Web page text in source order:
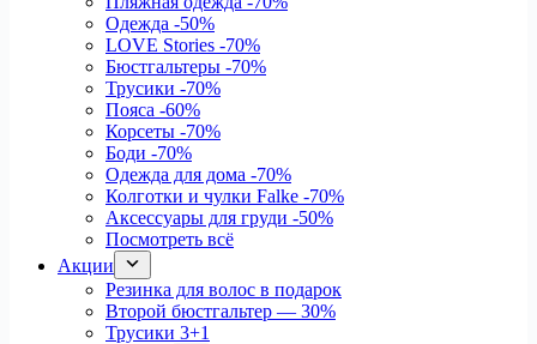
Одежда -50%
LOVE Stories -70%
Бюстгальтеры -70%
Трусики -70%
Пояса -60%
Корсеты -70%
Боди -70%
Одежда для дома -70%
Колготки и чулки Falke -70%
Аксессуары для груди -50%
Посмотреть всё
Акции
Резинка для волос в подарок
Второй бюстгальтер — 30%
Трусики 3+1